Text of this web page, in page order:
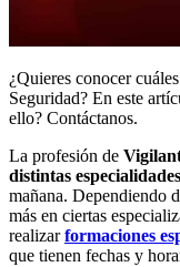
¿Quieres conocer
Seguridad? En este
ello? Contáctanos.
La profesión de
distintas especialidades
mañana. Dependiendo
más en ciertas
realizar formaciones
que tienen fechas y